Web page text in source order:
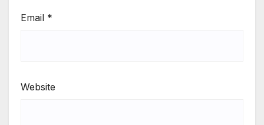
Email *
Website